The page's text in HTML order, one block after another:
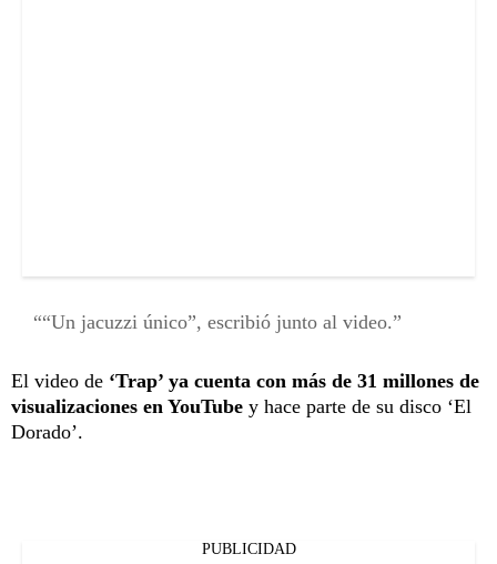
“Un jacuzzi único”, escribió junto al video.
El video de ‘Trap’ ya cuenta con más de 31 millones de
visualizaciones en YouTube y hace parte de su disco ‘El
Dorado’.
PUBLICIDAD